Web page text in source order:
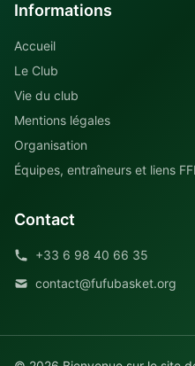
Informations
Accueil
Le Club
Vie du club
Mentions légales
Organisation
Équipes, entraîneurs et liens
Contact
+33 6 98 40 66 35
contact@fufubasket.org